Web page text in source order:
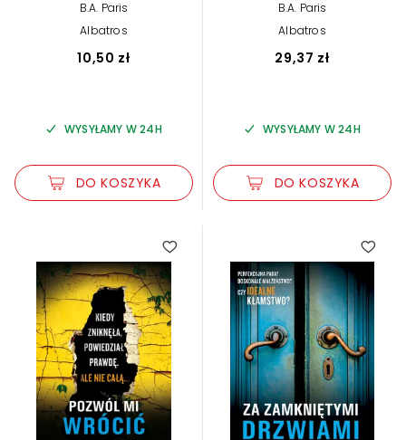
B.A. Paris
Albatros
10,50 zł
WYSYŁAMY W 24H
DO KOSZYKA
B.A. Paris
Albatros
29,37 zł
WYSYŁAMY W 24H
DO KOSZYKA
5.00